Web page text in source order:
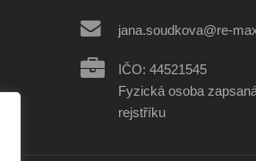
jana.soudkova@re-
IČO: 44521545
Fyzická osoba
rejstříku